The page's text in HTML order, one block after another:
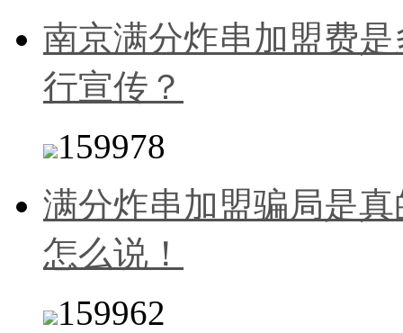
南京满分炸串加盟费
行宣传？
159978
满分炸串加盟骗局是
怎么说！
159962